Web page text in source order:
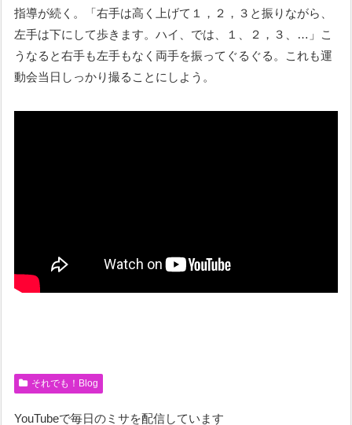
指導が続く。「右手は高く上げて１，２，３と振りながら、
左手は下にして歩きます。ハイ、では、１、２，３、…」こ
うなると右手も左手もなく両手を振ってぐるぐる。これも運
動会当日しっかり撮ることにしよう。
それでも！Blog
YouTubeで毎日のミサを配信しています